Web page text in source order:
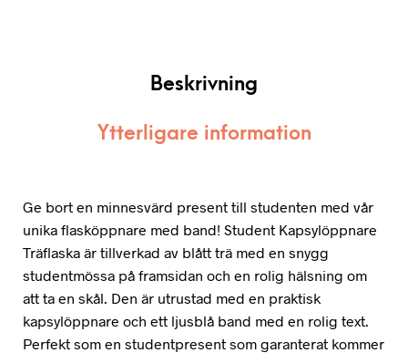
Beskrivning
Ytterligare information
Ge bort en minnesvärd present till studenten med vår
unika flasköppnare med band! Student Kapsylöppnare
Träflaska är tillverkad av blått trä med en snygg
studentmössa på framsidan och en rolig hälsning om
att ta en skål. Den är utrustad med en praktisk
kapsylöppnare och ett ljusblå band med en rolig text.
Perfekt som en studentpresent som garanterat kommer